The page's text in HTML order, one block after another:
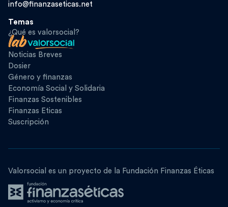
info@finanzaseticas.net
Temas
¿Qué es valorsocial?
Noticias Breves
Dosier
Género y finanzas
Economía Social y Solidaria
Finanzas Sostenibles
Finanzas Eticas
Suscripción
Valorsocial es un proyecto de la Fundación Finanzas Éticas